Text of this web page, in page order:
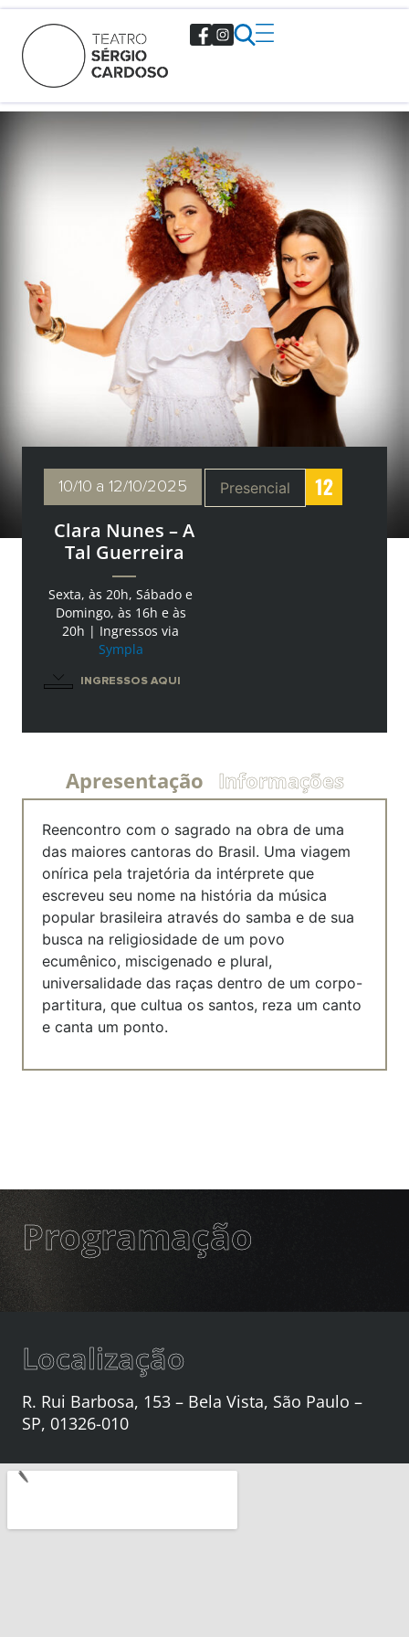
10/10 a 12/10/2025
Clara Nunes – A
Tal Guerreira
Sexta, às 20h, Sábado e
Domingo, às 16h e às
20h | Ingressos via
Sympla
INGRESSOS AQUI
Presencial
Apresentação Informações
Reencontro com o sagrado na obra de uma
das maiores cantoras do Brasil. Uma viagem
onírica pela trajetória da intérprete que
escreveu seu nome na história da música
popular brasileira através do samba e de sua
busca na religiosidade de um povo
ecumênico, miscigenado e plural,
universalidade das raças dentro de um corpo-
partitura, que cultua os santos, reza um canto
e canta um ponto.
Programação
Localização
R. Rui Barbosa, 153 – Bela Vista, São Paulo –
SP, 01326-010